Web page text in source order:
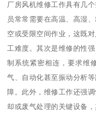
厂房风机维修工作具有几
员常常需要在高温、高湿
空或受限空间作业，这既
工难度。其次是维修的性
制系统紧密相连，要求维
气、自动化甚至振动分析
障。此外，维修工作还强
却或废气处理的关键设备